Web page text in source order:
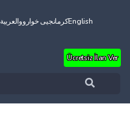
العربيةکرمانجیی خوارووEnglish
Ücretsiz İlan Ver